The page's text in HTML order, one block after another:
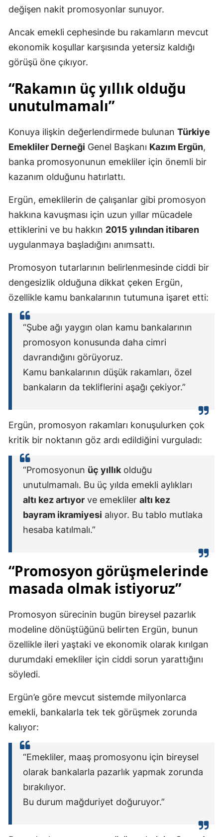
değişen nakit promosyonlar sunuyor.
Ancak emekli cephesinde bu rakamların mevcut
ekonomik koşullar karşısında yetersiz kaldığı
görüşü öne çıkıyor.
“Rakamın üç yıllık olduğu
unutulmamalı”
Konuya ilişkin değerlendirmede bulunan Türkiye
Emekliler Derneği Genel Başkanı Kazım Ergün,
banka promosyonunun emekliler için önemli bir
kazanım olduğunu hatırlattı.
Ergün, emeklilerin de çalışanlar gibi promosyon
hakkına kavuşması için uzun yıllar mücadele
ettiklerini ve bu hakkın 2015 yılından itibaren
uygulanmaya başladığını anımsattı.
Promosyon tutarlarının belirlenmesinde ciddi bir
dengesizlik olduğuna dikkat çeken Ergün,
özellikle kamu bankalarının tutumuna işaret etti:
“Şube ağı yaygın olan kamu bankalarının
promosyon konusunda daha cimri
davrandığını görüyoruz.
Kamu bankalarının düşük rakamları, özel
bankaların da tekliflerini aşağı çekiyor.”
Ergün, promosyon rakamları konuşulurken çok
kritik bir noktanın göz ardı edildiğini vurguladı:
“Promosyonun üç yıllık olduğu
unutulmamalı. Bu üç yılda emekli aylıkları
altı kez artıyor ve emekliler altı kez
bayram ikramiyesi alıyor. Bu tablo mutlaka
hesaba katılmalı.”
“Promosyon görüşmelerinde
masada olmak istiyoruz”
Promosyon sürecinin bugün bireysel pazarlık
modeline dönüştüğünü belirten Ergün, bunun
özellikle ileri yaştaki ve ekonomik olarak kırılgan
durumdaki emekliler için ciddi sorun yarattığını
söyledi.
Ergün’e göre mevcut sistemde milyonlarca
emekli, bankalarla tek tek görüşmek zorunda
kalıyor:
“Emekliler, maaş promosyonu için bireysel
olarak bankalarla pazarlık yapmak zorunda
bırakılıyor.
Bu durum mağduriyet doğuruyor.”